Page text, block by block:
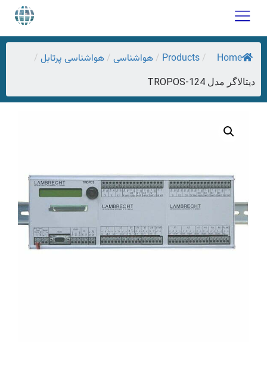
Home
/
Products
/ هواشناسی / هواشناسی پرتابل /
دیتالاگر مدل TROPOS-124